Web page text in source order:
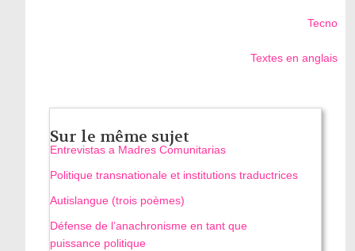
Tecno
Textes en anglais
Sur le même sujet
Entrevistas a Madres Comunitarias
Politique transnationale et institutions traductrices
Autislangue (trois poèmes)
Défense de l’anachronisme en tant que
puissance politique